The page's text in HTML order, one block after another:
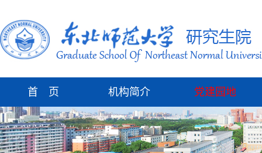
首 页 机构简介 党建园地